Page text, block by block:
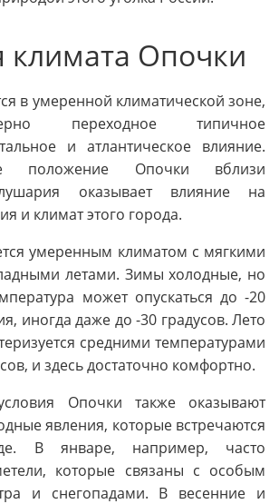
климата Опочки
в умеренной климатической зоне,
переходное типичное
и атлантическое влияние.
положение Опочки вблизи
оказывает влияние на
и климат этого города.
умеренным климатом с мягкими
летами. Зимы холодные, но
может опускаться до -20
иногда даже до -30 градусов. Лето
средними температурами
и здесь достаточно комфортно.
Опочки также оказывают
явления, которые встречаются
В январе, например, часто
которые связаны с особым
и снегопадами. В весенние и